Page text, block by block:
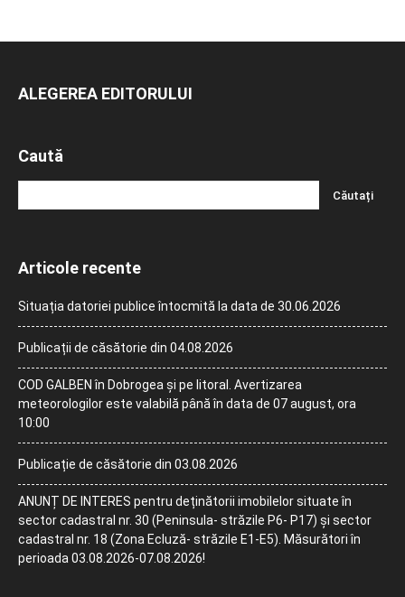
ALEGEREA EDITORULUI
Caută
Articole recente
Situația datoriei publice întocmită la data de 30.06.2026
Publicații de căsătorie din 04.08.2026
COD GALBEN în Dobrogea și pe litoral. Avertizarea
meteorologilor este valabilă până în data de 07 august, ora
10:00
Publicație de căsătorie din 03.08.2026
ANUNȚ DE INTERES pentru deținătorii imobilelor situate în
sector cadastral nr. 30 (Peninsula- străzile P6- P17) și sector
cadastral nr. 18 (Zona Ecluză- străzile E1-E5). Măsurători în
perioada 03.08.2026-07.08.2026!